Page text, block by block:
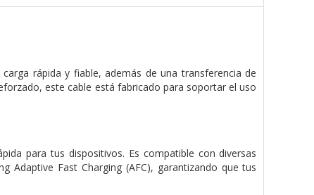
rápida y fiable, además de una transferencia de
este cable está fabricado para soportar el uso
para tus dispositivos. Es compatible con diversas
Adaptive Fast Charging (AFC), garantizando que tus